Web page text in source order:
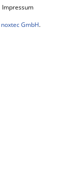
Impressum
noxtec GmbH.